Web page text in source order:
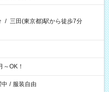
/ 三田(東京都)駅から徒歩7分
OK！
/ 服装自由